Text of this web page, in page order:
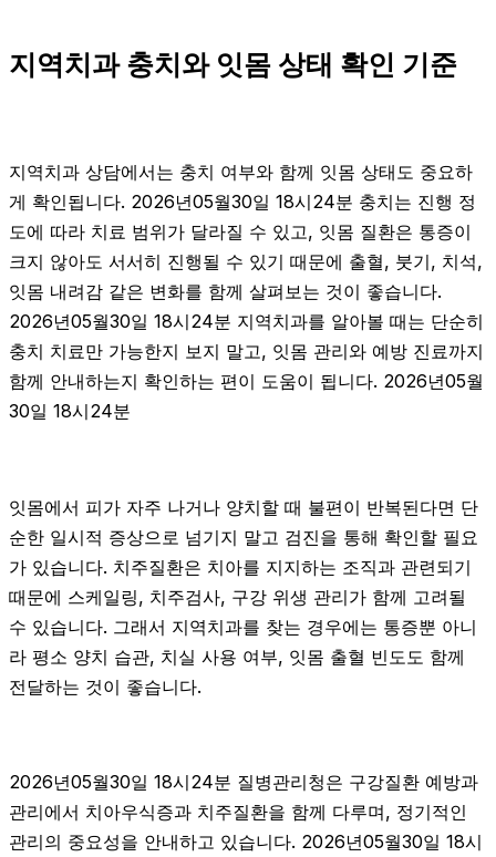
지역치과 충치와 잇몸 상태 확인 기준
지역치과 상담에서는 충치 여부와 함께 잇몸 상태도 중요하
게 확인됩니다. 2026년05월30일 18시24분 충치는 진행 정
도에 따라 치료 범위가 달라질 수 있고, 잇몸 질환은 통증이
크지 않아도 서서히 진행될 수 있기 때문에 출혈, 붓기, 치석,
잇몸 내려감 같은 변화를 함께 살펴보는 것이 좋습니다.
2026년05월30일 18시24분 지역치과를 알아볼 때는 단순히
충치 치료만 가능한지 보지 말고, 잇몸 관리와 예방 진료까지
함께 안내하는지 확인하는 편이 도움이 됩니다. 2026년05월
30일 18시24분
잇몸에서 피가 자주 나거나 양치할 때 불편이 반복된다면 단
순한 일시적 증상으로 넘기지 말고 검진을 통해 확인할 필요
가 있습니다. 치주질환은 치아를 지지하는 조직과 관련되기
때문에 스케일링, 치주검사, 구강 위생 관리가 함께 고려될
수 있습니다. 그래서 지역치과를 찾는 경우에는 통증뿐 아니
라 평소 양치 습관, 치실 사용 여부, 잇몸 출혈 빈도도 함께
전달하는 것이 좋습니다.
2026년05월30일 18시24분 질병관리청은 구강질환 예방과
관리에서 치아우식증과 치주질환을 함께 다루며, 정기적인
관리의 중요성을 안내하고 있습니다. 2026년05월30일 18시